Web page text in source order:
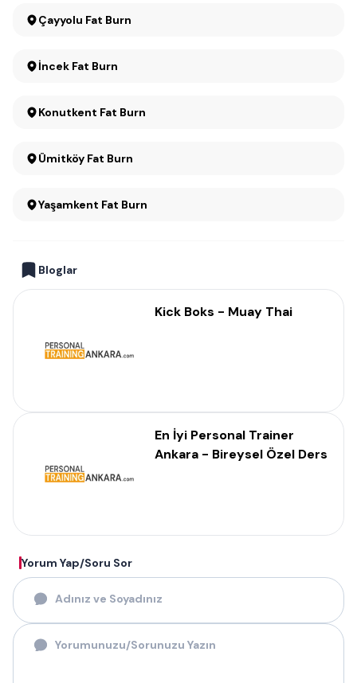
Çayyolu Fat Burn
İncek Fat Burn
Konutkent Fat Burn
Ümitköy Fat Burn
Yaşamkent Fat Burn
Bloglar
Kick Boks - Muay Thai
En İyi Personal Trainer
Ankara - Bireysel Özel Ders
Yorum Yap/Soru Sor